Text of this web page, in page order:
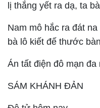
lị thắng yết ra dạ, ta
Nam mô hắc ra đát
bà lô kiết đế thước
Án tất điện đô mạn đa
SÁM KHÁNH ĐẢN